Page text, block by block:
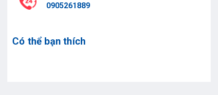
0905261889
Có thể bạn thích